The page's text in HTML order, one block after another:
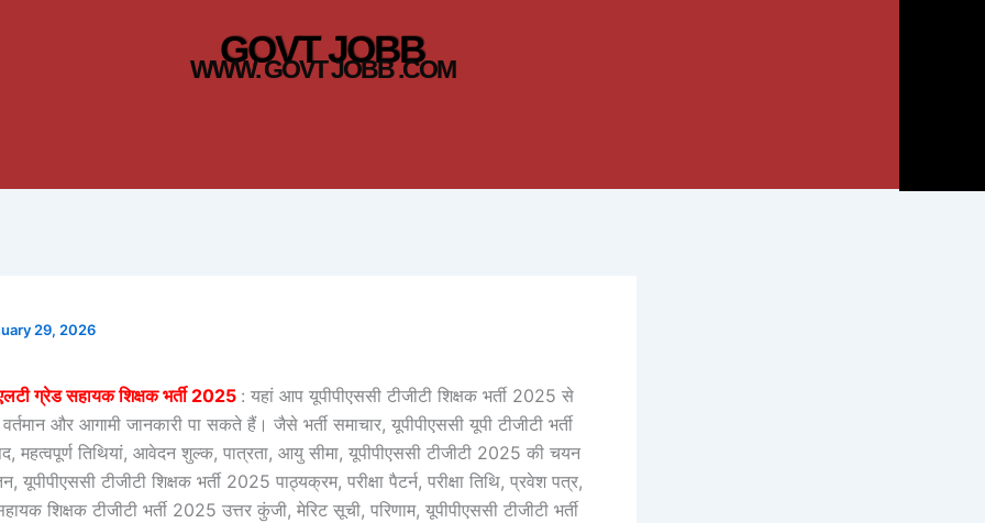
GOVT JOBB
WWW. GOVT JOBB .COM
29, 2026
ग्रेड सहायक शिक्षक भर्ती 2025 : यहां आप यूपीपीएससी टीजीटी शिक्षक भर्ती 2025 से
और आगामी जानकारी पा सकते हैं। जैसे भर्ती समाचार, यूपीपीएससी यूपी टीजीटी भर्ती
तिथियां, आवेदन शुल्क, पात्रता, आयु सीमा, यूपीपीएससी टीजीटी 2025 की चयन
यूपीपीएससी टीजीटी शिक्षक भर्ती 2025 पाठ्यक्रम, परीक्षा पैटर्न, परीक्षा तिथि, प्रवेश पत्र,
शिक्षक टीजीटी भर्ती 2025 उत्तर कुंजी, मेरिट सूची, परिणाम, यूपीपीएससी टीजीटी भर्ती